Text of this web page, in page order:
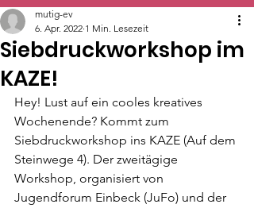
Siebdruckworkshop im
KAZE!
mutig-ev
6. Apr. 2022 1 Min. Lesezeit
Hey! Lust auf ein cooles kreatives
Wochenende? Kommt zum
Siebdruckworkshop ins KAZE (Auf dem
Steinwege 4). Der zweitägige
Workshop, organisiert von
Jugendforum Einbeck (JuFo) und der